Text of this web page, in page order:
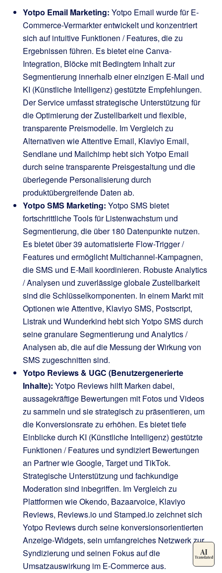
Yotpo Email Marketing: Yotpo Email wurde für E-
Commerce-Vermarkter entwickelt und konzentriert
sich auf intuitive Funktionen / Features, die zu
Ergebnissen führen. Es bietet eine Canva-
Integration, Blöcke mit Bedingtem Inhalt zur
Segmentierung innerhalb einer einzigen E-Mail und
KI (Künstliche Intelligenz) gestützte Empfehlungen.
Der Service umfasst strategische Unterstützung für
die Optimierung der Zustellbarkeit und flexible,
transparente Preismodelle. Im Vergleich zu
Alternativen wie Attentive Email, Klaviyo Email,
Sendlane und Mailchimp hebt sich Yotpo Email
durch seine transparente Preisgestaltung und die
überlegende Personalisierung durch
produktübergreifende Daten ab.
Yotpo SMS Marketing: Yotpo SMS bietet
fortschrittliche Tools für Listenwachstum und
Segmentierung, die über 180 Datenpunkte nutzen.
Es bietet über 39 automatisierte Flow-Trigger /
Features und ermöglicht Multichannel-Kampagnen,
die SMS und E-Mail koordinieren. Robuste Analytics
/ Analysen und zuverlässige globale Zustellbarkeit
sind die Schlüsselkomponenten. In einem Markt mit
Optionen wie Attentive, Klaviyo SMS, Postscript,
Listrak und Wunderkind hebt sich Yotpo SMS durch
seine granulare Segmentierung und Analytics /
Analysen ab, die auf die Messung der Wirkung von
SMS zugeschnitten sind.
Yotpo Reviews & UGC (Benutzergenerierte
Inhalte): Yotpo Reviews hilft Marken dabei,
aussagekräftige Bewertungen mit Fotos und Videos
zu sammeln und sie strategisch zu präsentieren, um
die Konversionsrate zu erhöhen. Es bietet tiefe
Einblicke durch KI (Künstliche Intelligenz) gestützte
Funktionen / Features und syndiziert Bewertungen
an Partner wie Google, Target und TikTok.
Strategische Unterstützung und fachkundige
Moderation sind inbegriffen. Im Vergleich zu
Plattformen wie Okendo, Bazaarvoice, Klaviyo
Reviews, Reviews.io und Stamped.io zeichnet sich
Yotpo Reviews durch seine konversionsorientierten
Anzeige-Widgets, sein umfangreiches Netzwerk zur
Syndizierung und seinen Fokus auf die
Umsatzauswirkung im E-Commerce aus.